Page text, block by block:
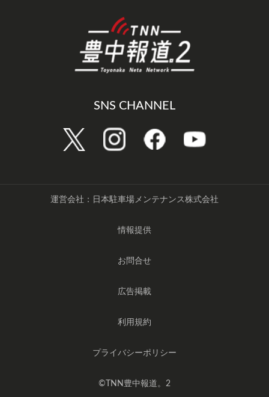
SNS CHANNEL
運営会社：日本駐車場メンテナンス株式会社
情報提供
お問合せ
広告掲載
利用規約
プライバシーポリシー
©️TNN豊中報道。2